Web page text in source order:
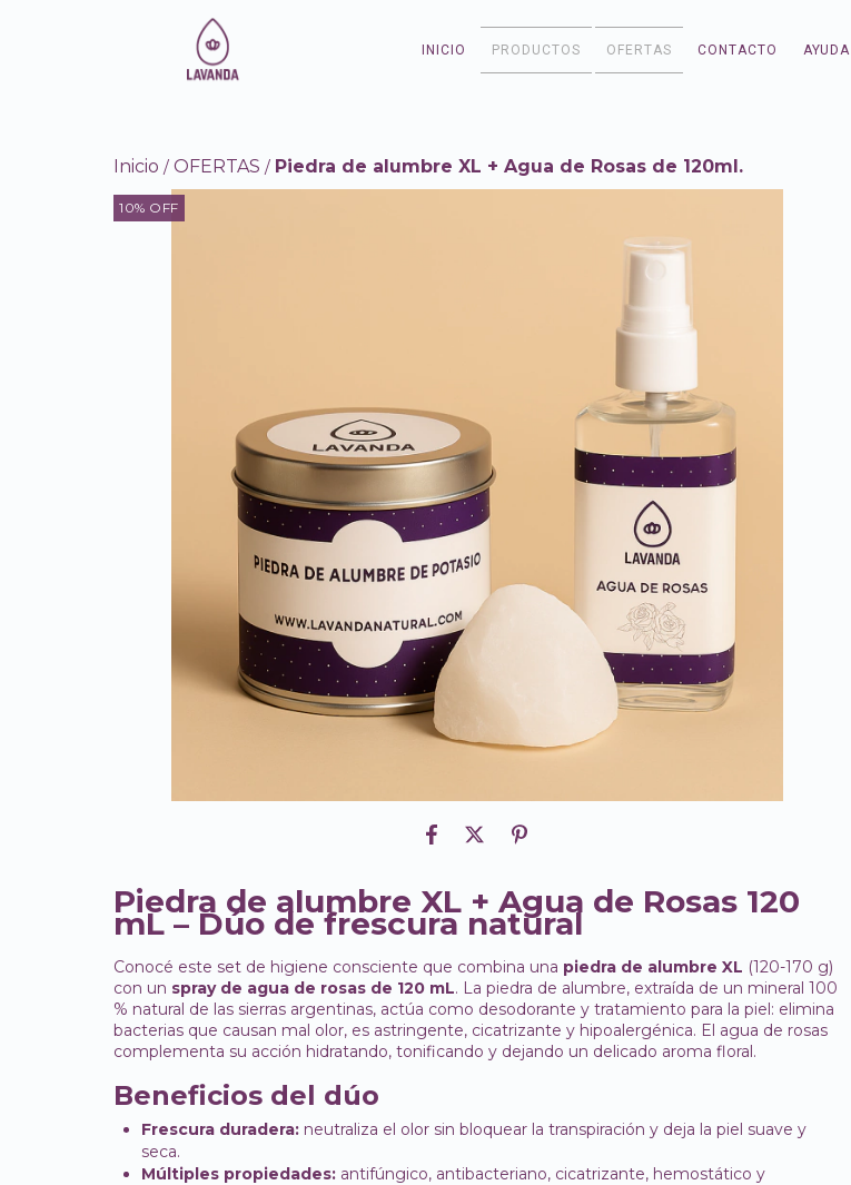
INICIO PRODUCTOS OFERTAS CONTACTO AYUDA
Inicio / OFERTAS / Piedra de alumbre XL + Agua de Rosas de 120ml.
10% OFF
Piedra de alumbre XL + Agua de Rosas 120
mL – Dúo de frescura natural
Conocé este set de higiene consciente que combina una piedra de alumbre XL (120-170 g)
con un spray de agua de rosas de 120 mL. La piedra de alumbre, extraída de un mineral 100
% natural de las sierras argentinas, actúa como desodorante y tratamiento para la piel: elimina
bacterias que causan mal olor, es astringente, cicatrizante y hipoalergénica. El agua de rosas
complementa su acción hidratando, tonificando y dejando un delicado aroma floral.
Beneficios del dúo
Frescura duradera: neutraliza el olor sin bloquear la transpiración y deja la piel suave y
seca.
Múltiples propiedades: antifúngico, antibacteriano, cicatrizante, hemostático y